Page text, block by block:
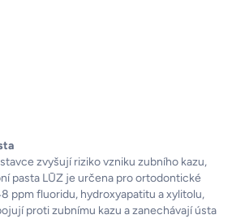
zvyšují riziko vzniku zubního kazu,
pasta LŪZ je určena pro ortodontické
ppm fluoridu, hydroxyapatitu a xylitolu,
proti zubnímu kazu a zanechávají ústa